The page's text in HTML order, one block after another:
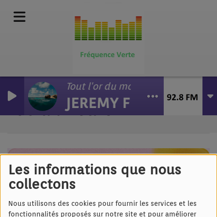
Les informations que nous
collectons
Nous utilisons des cookies pour fournir les services et les
fonctionnalités proposés sur notre site et pour améliorer
Tout l'or du monde
JEREMY FREROT
60 à l'Heure